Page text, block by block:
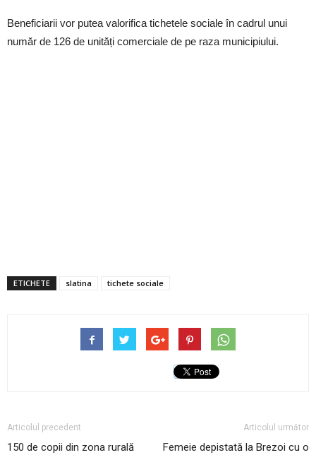
Beneficiarii vor putea valorifica tichetele sociale în cadrul unui
număr de 126 de unități comerciale de pe raza municipiului.
ETICHETE slatina tichete sociale
Articolul precedent
150 de copii din zona rurală
Articolul următor
Femeie depistată la Brezoi cu o